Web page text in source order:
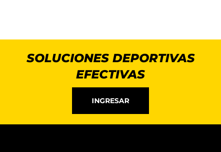
SOLUCIONES DEPORTIVAS
EFECTIVAS
INGRESAR